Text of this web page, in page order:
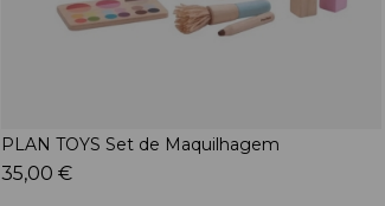
PLAN TOYS Set de Maquilhagem
35,00 €